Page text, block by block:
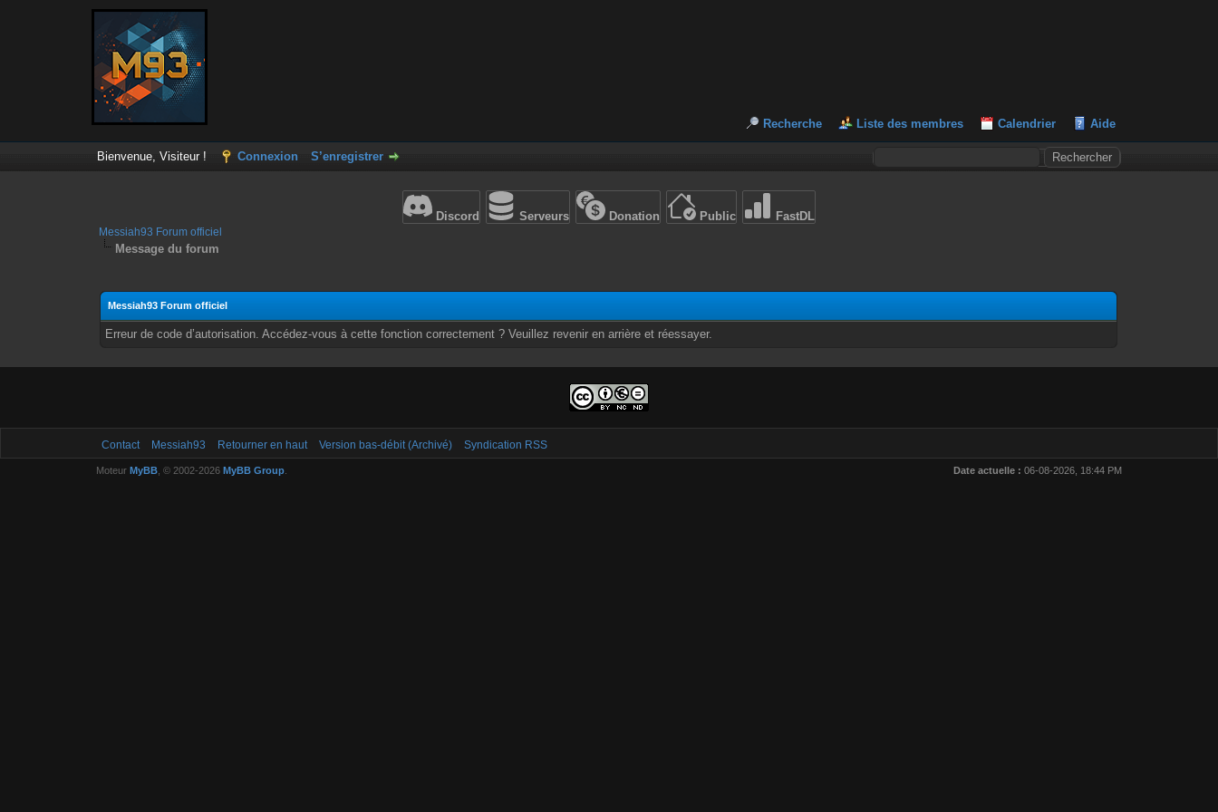
Recherche Liste des membres Calendrier Aide
Bienvenue, Visiteur ! Connexion S’enregistrer
Discord Serveurs Donation Public FastDL
Messiah93 Forum officiel
Message du forum
Messiah93 Forum officiel
Erreur de code d’autorisation. Accédez-vous à cette fonction correctement ? Veuillez revenir en arrière et réessayer.
Contact Messiah93 Retourner en haut Version bas-débit (Archivé) Syndication RSS
Date actuelle : 06-08-2026, 18:44 PM
Moteur MyBB, © 2002-2026 MyBB Group.